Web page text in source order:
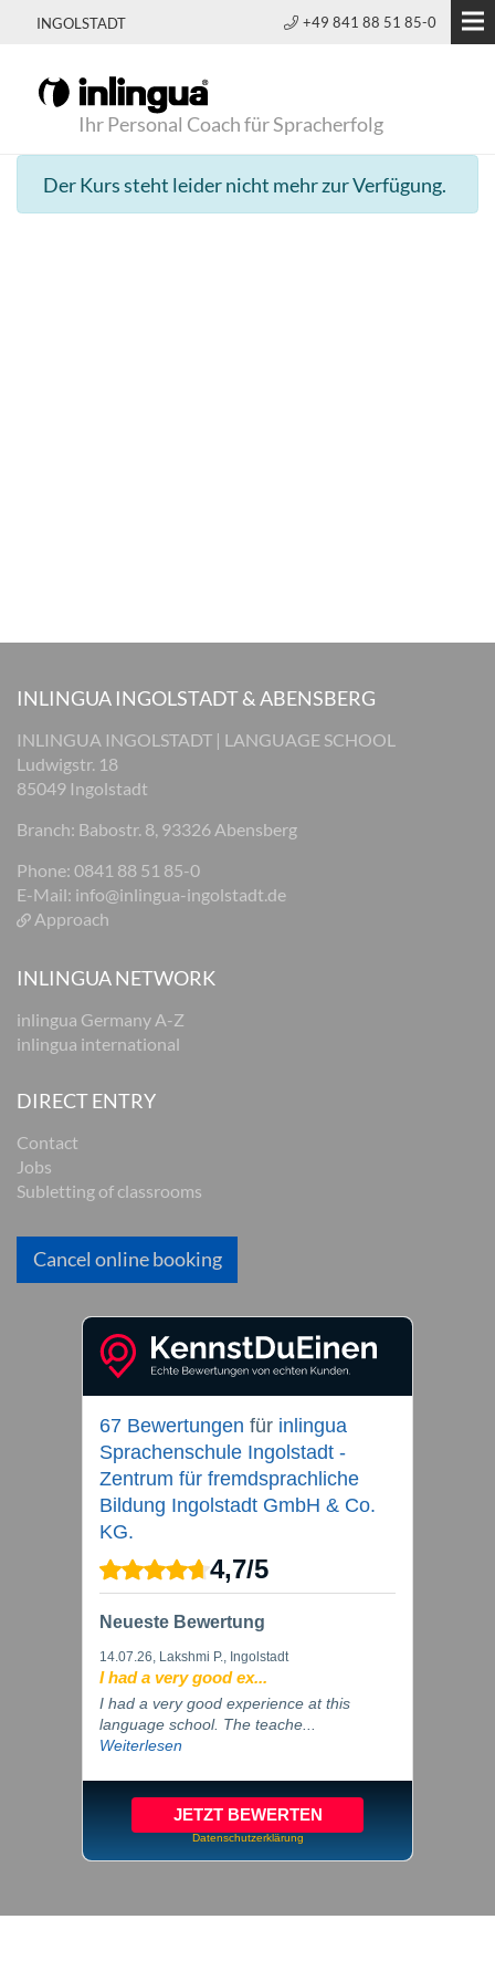
INGOLSTADT +49 841 88 51 85-0
Ihr Personal Coach für Spracherfolg
Der Kurs steht leider nicht mehr zur Verfügung.
INLINGUA INGOLSTADT & ABENSBERG
INLINGUA INGOLSTADT | LANGUAGE SCHOOL
Ludwigstr. 18
85049 Ingolstadt
Branch: Babostr. 8, 93326 Abensberg
Phone: 0841 88 51 85-0
E-Mail: info@inlingua-ingolstadt.de
Approach
INLINGUA NETWORK
inlingua Germany A-Z
inlingua international
DIRECT ENTRY
Contact
Jobs
Subletting of classrooms
Cancel online booking
67 Bewertungen für inlingua
Sprachenschule Ingolstadt -
Zentrum für fremdsprachliche
Bildung Ingolstadt GmbH & Co.
KG.
4,7/5
Neueste Bewertung
14.07.26, Lakshmi P., Ingolstadt
I had a very good ex...
I had a very good experience at this
language school. The teache...
Weiterlesen
JETZT BEWERTEN
Datenschutzerklärung